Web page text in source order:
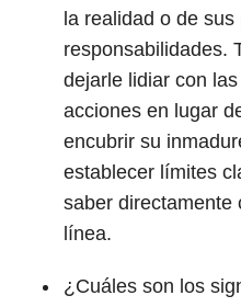
la realidad o de
responsabilidades.
dejarle lidiar con
acciones en lugar
encubrir su
establecer límites
saber directamente
línea.
¿Cuáles son los